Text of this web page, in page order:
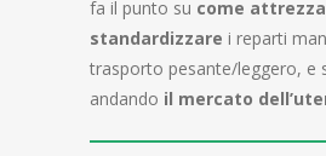
fa il punto su come
standardizzare i reparti
trasporto pesante/leggero, e
andando il mercato